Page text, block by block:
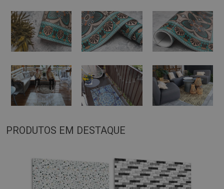
PRODUTOS EM DESTAQUE